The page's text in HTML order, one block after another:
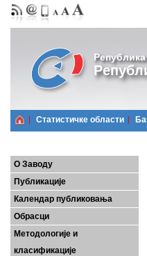
Статистичке области
О Заводу
Публикације
Календар публиковања
Обрасци
Методологије и
класификације